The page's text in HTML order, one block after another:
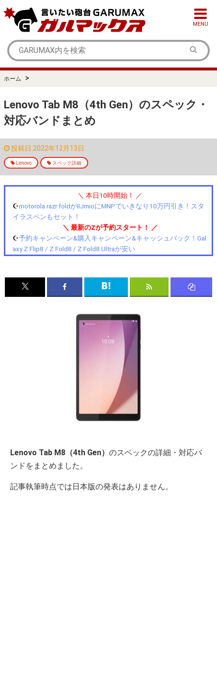
MENU
ホーム >
Lenovo Tab M8（4th Gen）のスペック・
対応バンドまとめ
投稿日:2022年12月13日
Lenovo スペック詳細
＼ 本日10時開始！ ／
☪️motorola razr foldがIIJmioにMNPでいきなり10万円引き！スタ
イラスペンもセット！
＼ 最新のZが予約スタート！ ／
☪️予約キャンペーン&購入キャンペーン&キャッシュバック！Gal
axy Z Flip8 / Z Fold8 / Z Fold8 Ultraが安い
Lenovo Tab M8（4th Gen）のスペックの詳細・対応バ
ンドをまとめました。
記事執筆時点では日本版の発表はありません。